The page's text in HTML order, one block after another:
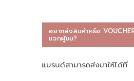
อยากส่งสินค้าหรือ
แจกผู้ชม?
แบรนด์สามารถส่งมาให้ได้ที่